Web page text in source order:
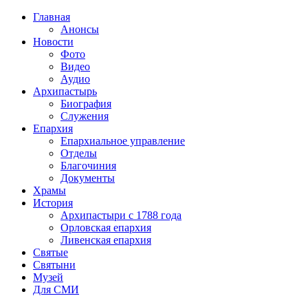
Главная
Анонсы
Новости
Фото
Видео
Аудио
Архипастырь
Биография
Служения
Епархия
Епархиальное управление
Отделы
Благочиния
Документы
Храмы
История
Архипастыри с 1788 года
Орловская епархия
Ливенская епархия
Святые
Святыни
Музей
Для СМИ